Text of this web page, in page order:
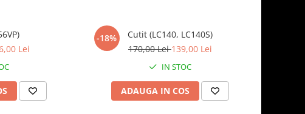
Lei
-18%
Cutit (LC140, LC140S)
170,00 Lei139,00 Lei
IN STOC
ADAUGA IN COS